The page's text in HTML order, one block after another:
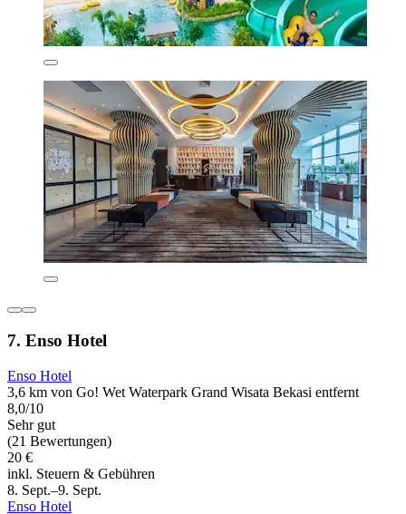
7. Enso Hotel
Enso Hotel
3,6 km von Go! Wet Waterpark Grand Wisata Bekasi entfernt
8,0/10
Sehr gut
(21 Bewertungen)
20 €
inkl. Steuern & Gebühren
8. Sept.–9. Sept.
Enso Hotel